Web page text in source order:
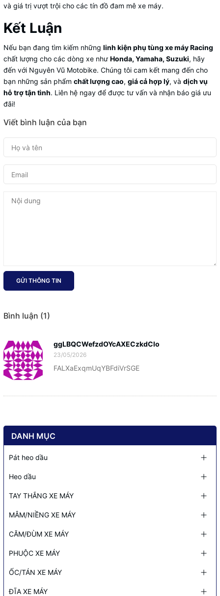
và giá trị vượt trội cho các tín đồ đam mê xe máy.
Kết Luận
Nếu bạn đang tìm kiếm những linh kiện phụ tùng xe máy Racing
chất lượng cho các dòng xe như Honda, Yamaha, Suzuki, hãy
đến với Nguyên Vũ Motobike. Chúng tôi cam kết mang đến cho
bạn những sản phẩm chất lượng cao, giá cả hợp lý, và dịch vụ
hỗ trợ tận tình. Liên hệ ngay để được tư vấn và nhận báo giá ưu
đãi!
Viết bình luận của bạn
GỬI THÔNG TIN
Bình luận (1)
ggLBQCWefzdOYcAXECzkdClo
23/05/2026
FALXaExqmUqYBFdiVrSGE
DANH MỤC
Pát heo dầu
Heo dầu
TAY THẮNG XE MÁY
MÂM/NIỀNG XE MÁY
CĂM/ĐÙM XE MÁY
PHUỘC XE MÁY
ỐC/TÁN XE MÁY
ĐĨA XE MÁY